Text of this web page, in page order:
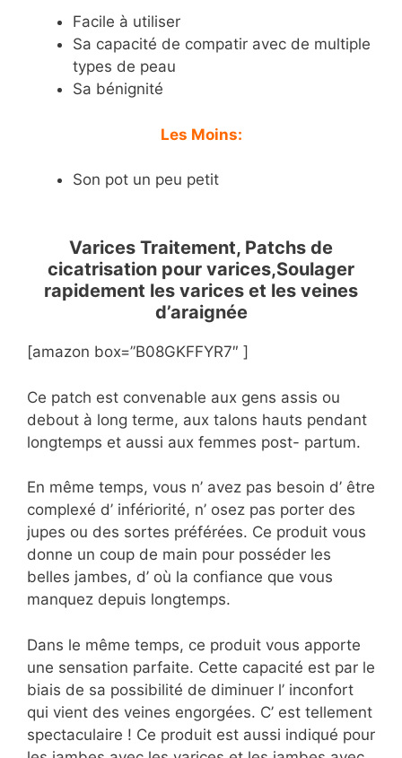
Facile à utiliser
Sa capacité de compatir avec de multiple
types de peau
Sa bénignité
Les Moins:
Son pot un peu petit
Varices Traitement, Patchs de
cicatrisation pour varices,Soulager
rapidement les varices et les veines
d’araignée
[amazon box=”B08GKFFYR7″ ]
Ce patch est convenable aux gens assis ou
debout à long terme, aux talons hauts pendant
longtemps et aussi aux femmes post- partum.
En même temps, vous n’ avez pas besoin d’ être
complexé d’ infériorité, n’ osez pas porter des
jupes ou des sortes préférées. Ce produit vous
donne un coup de main pour posséder les
belles jambes, d’ où la confiance que vous
manquez depuis longtemps.
Dans le même temps, ce produit vous apporte
une sensation parfaite. Cette capacité est par le
biais de sa possibilité de diminuer l’ inconfort
qui vient des veines engorgées. C’ est tellement
spectaculaire ! Ce produit est aussi indiqué pour